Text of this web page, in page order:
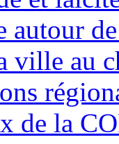
autour
ville au
de la